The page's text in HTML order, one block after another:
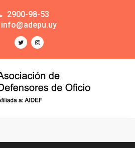
2900-98-53
info@adepu.uy